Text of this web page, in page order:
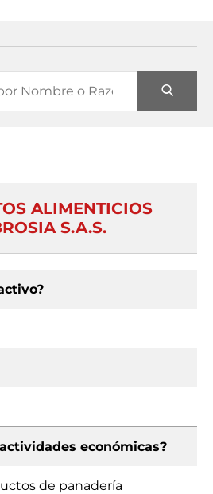
ALIMENTICIOS
S.A.S.
económicas?
de panadería